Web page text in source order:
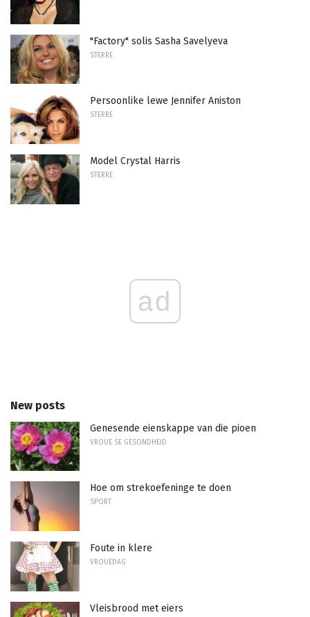
"Factory" solis Sasha Savelyeva
STERRE
Persoonlike lewe Jennifer Aniston
STERRE
Model Crystal Harris
STERRE
ad
New posts
Genesende eienskappe van die pioen
VROUE SE GESONDHEID
Hoe om strekoefeninge te doen
SPORT
Foute in klere
VROUEDAG
Vleisbrood met eiers